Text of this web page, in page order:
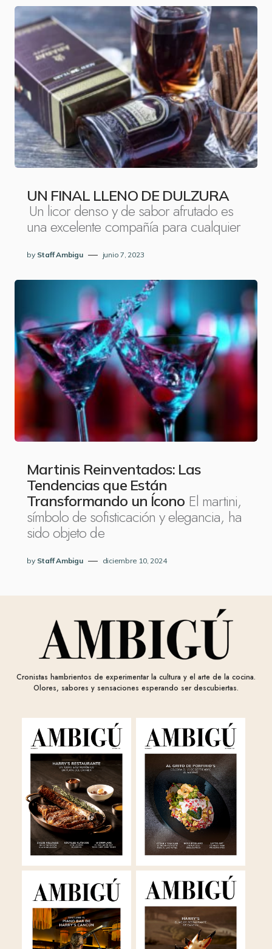
UN FINAL LLENO DE DULZURA
Un licor denso y de sabor afrutado es
una excelente compañía para cualquier
by Staff Ambigu junio 7, 2023
Martinis Reinventados: Las
Tendencias que Están
Transformando un Ícono El martini,
símbolo de sofisticación y elegancia, ha
sido objeto de
by Staff Ambigu diciembre 10, 2024
Cronistas hambrientos de experimentar la cultura y el arte de la cocina.
Olores, sabores y sensaciones esperando ser descubiertas.